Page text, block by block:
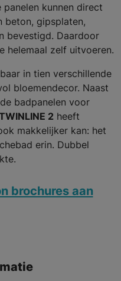
kunnen direct
beton, gipsplaten,
bevestigd. Daardoor
helemaal zelf uitvoeren.
in tien verschillende
bloemendecor. Naast
badpanelen voor
2 heeft
makkelijker kan: het
erin. Dubbel
brochures aan